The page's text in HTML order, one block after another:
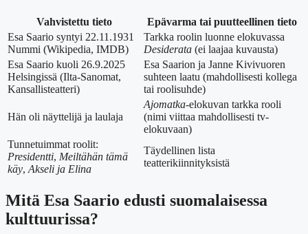
Vahvistettu tieto
Epävarma tai puutteellinen tieto
Esa Saario syntyi 22.11.1931
Nummi (Wikipedia, IMDB)
Tarkka roolin luonne elokuvassa
Desiderata (ei laajaa kuvausta)
Esa Saario kuoli 26.9.2025
Helsingissä (Ilta-Sanomat,
Kansallisteatteri)
Esa Saarion ja Janne Kivivuoren
suhteen laatu (mahdollisesti kollega
tai roolisuhde)
Hän oli näyttelijä ja laulaja
Ajomatka-elokuvan tarkka rooli
(nimi viittaa mahdollisesti tv-
elokuvaan)
Tunnetuimmat roolit:
Presidentti, Meiltähän tämä
käy, Akseli ja Elina
Täydellinen lista
teatterikiinnityksistä
Mitä Esa Saario edusti suomalaisessa
kulttuurissa?